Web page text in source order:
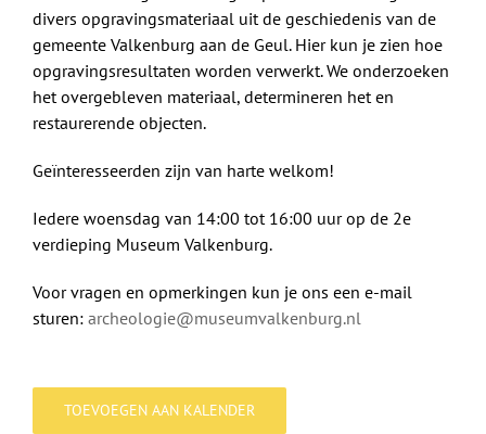
divers opgravingsmateriaal uit de geschiedenis van de
gemeente Valkenburg aan de Geul. Hier kun je zien hoe
opgravingsresultaten worden verwerkt. We onderzoeken
het overgebleven materiaal, determineren het en
restaurerende objecten.
Geïnteresseerden zijn van harte welkom!
Iedere woensdag van 14:00 tot 16:00 uur op de 2e
verdieping Museum Valkenburg.
Voor vragen en opmerkingen kun je ons een e-mail
sturen: archeologie@museumvalkenburg.nl
TOEVOEGEN AAN KALENDER